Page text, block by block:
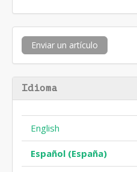
Enviar
un
artículo
Enviar un artículo
Idioma
English
Español (España)